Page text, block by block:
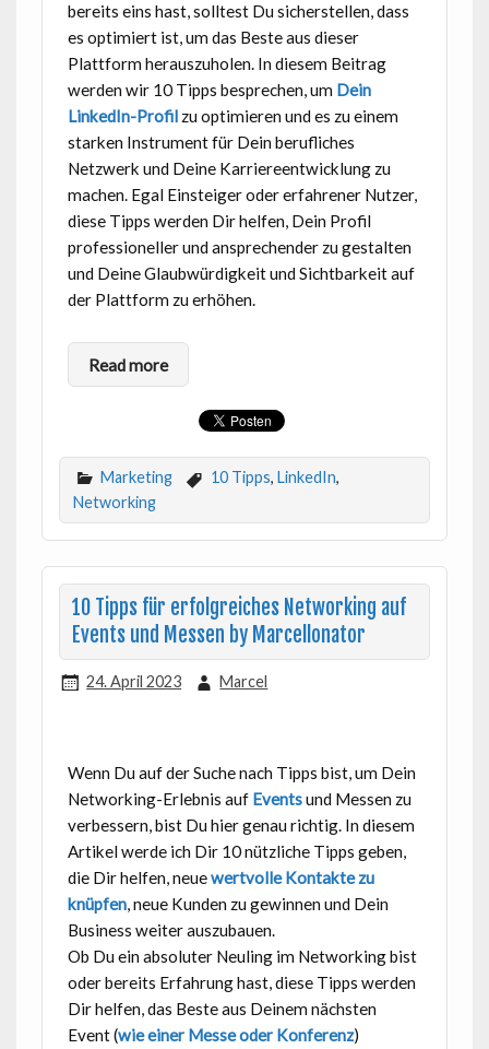
bereits eins hast, solltest Du sicherstellen, dass
es optimiert ist, um das Beste aus dieser
Plattform herauszuholen. In diesem Beitrag
werden wir 10 Tipps besprechen, um Dein
LinkedIn-Profilzu optimieren und es zu einem
starken Instrument für Dein berufliches
Netzwerk und Deine Karriereentwicklung zu
machen. Egal Einsteiger oder erfahrener Nutzer,
diese Tipps werden Dir helfen, Dein Profil
professioneller und ansprechender zu gestalten
und Deine Glaubwürdigkeit und Sichtbarkeit auf
der Plattform zu erhöhen.
Read more
Marketing 10 Tipps, LinkedIn,
Networking
10 Tipps für erfolgreiches Networking auf
Events und Messen by Marcellonator
24. April 2023 Marcel
Wenn Du auf der Suche nach Tipps bist, um Dein
Networking-Erlebnis auf Eventsund Messen zu
verbessern, bist Du hier genau richtig. In diesem
Artikel werde ich Dir 10 nützliche Tipps geben,
die Dir helfen, neuewertvolle Kontakte zu
knüpfen, neue Kunden zu gewinnen und Dein
Business weiter auszubauen.
Ob Du ein absoluter Neuling im Networking bist
oder bereits Erfahrung hast, diese Tipps werden
Dir helfen, das Beste aus Deinem nächsten
Event (wie einer Messe oder Konferenz)